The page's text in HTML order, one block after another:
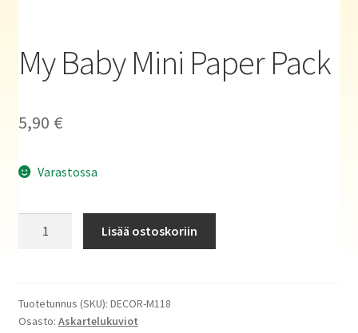
My Baby Mini Paper Pack
5,90 €
Varastossa
Pack
määrä
Lisää ostoskoriin
Tuotetunnus (SKU): DECOR-M118
Osasto: Askartelukuviot